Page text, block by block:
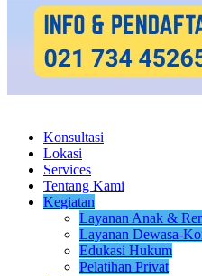
Konsultasi
Lokasi
Services
Tentang Kami
Kegiatan
Layanan Anak &
Layanan Dewasa-
Edukasi Hukum
Pelatihan Privat